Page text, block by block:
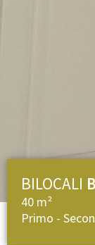
BILOCALI B
40 m²
Primo -